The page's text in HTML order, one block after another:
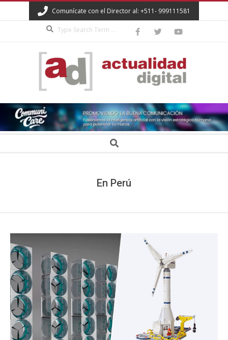
to
Comunícate con el Director al: +511- 999111581
ACTUALIDAD
DIGITAL Search
En Perú